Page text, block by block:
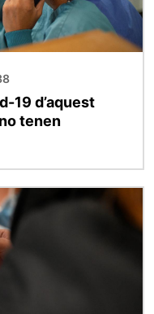
19 d’aquest
tenen